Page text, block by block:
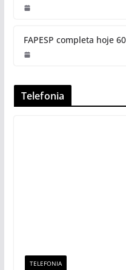
FAPESP completa hoje
Telefonia
TELEFONIA